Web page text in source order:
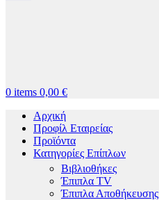
0 items 0,00 €
Αρχική
Προφίλ Εταιρείας
Προϊόντα
Κατηγορίες Επίπλων
Βιβλιοθήκες
Έπιπλα TV
Έπιπλα Αποθήκευσης